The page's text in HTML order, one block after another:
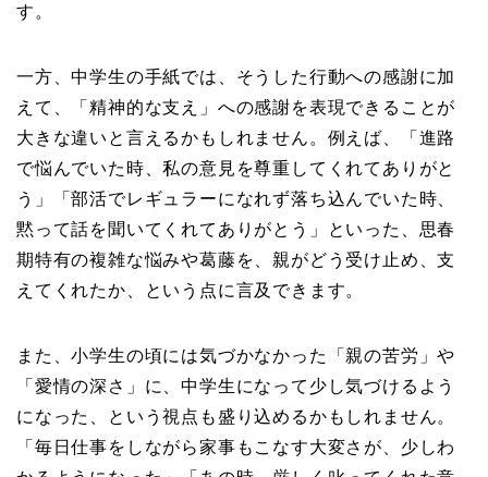
す。
一方、中学生の手紙では、そうした行動への感謝に加
えて、「精神的な支え」への感謝を表現できることが
大きな違いと言えるかもしれません。例えば、「進路
で悩んでいた時、私の意見を尊重してくれてありがと
う」「部活でレギュラーになれず落ち込んでいた時、
黙って話を聞いてくれてありがとう」といった、思春
期特有の複雑な悩みや葛藤を、親がどう受け止め、支
えてくれたか、という点に言及できます。
また、小学生の頃には気づかなかった「親の苦労」や
「愛情の深さ」に、中学生になって少し気づけるよう
になった、という視点も盛り込めるかもしれません。
「毎日仕事をしながら家事もこなす大変さが、少しわ